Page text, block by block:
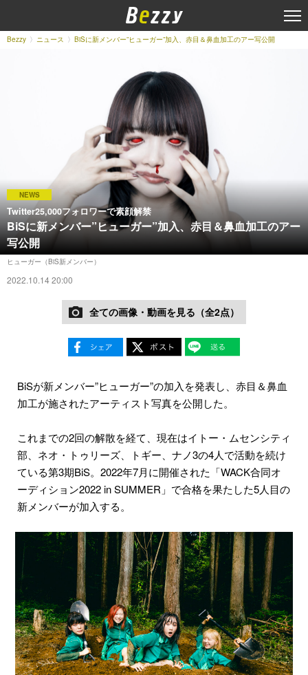
Bezzy ニュース BiSに新メンバー”ヒューガー”加入、赤目＆鼻血加工のアー写公開
NEWS
Twitter25,000フォロワーで素顔解禁
BiSに新メンバー”ヒューガー”加入、赤目＆鼻血加工のアー
写公開
ヒューガー（BiS新メンバー）
2022.10.14 20:00
全ての画像・動画を見る（全2点）
BiSが新メンバー”ヒューガー”の加入を発表し、赤目＆鼻血
加工が施されたアーティスト写真を公開した。
これまでの2回の解散を経て、現在はイトー・ムセンシティ
部、ネオ・トゥリーズ、トギー、ナノ3の4人で活動を続け
ている第3期BiS。2022年7月に開催された「WACK合同オ
ーディション2022 in SUMMER」で合格を果たした5人目の
新メンバーが加入する。